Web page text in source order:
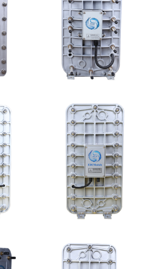
维修 西门子 EDI模块维修